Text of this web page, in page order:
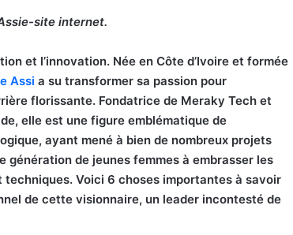
site internet.
et l’innovation. Née en Côte d’Ivoire et formée
Assi a su transformer sa passion pour
florissante. Fondatrice de Meraky Tech et
elle est une figure emblématique de
ayant mené à bien de nombreux projets
génération de jeunes femmes à embrasser les
Voici 6 choses importantes à savoir
de cette visionnaire, un leader incontesté de